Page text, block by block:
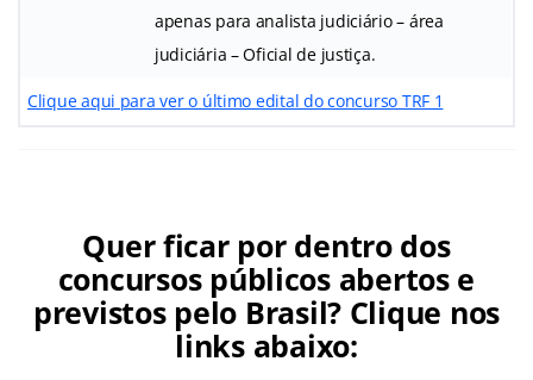
apenas para analista judiciário – área
judiciária – Oficial de justiça.
Clique aqui para ver o último edital do concurso TRF 1
Quer ficar por dentro dos
concursos públicos abertos e
previstos pelo Brasil? Clique nos
links abaixo: